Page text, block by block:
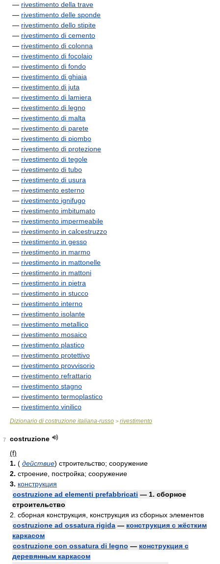
— rivestimento della trave
— rivestimento delle sponde
— rivestimento dello stipite
— rivestimento di cemento
— rivestimento di colonna
— rivestimento di focolaio
— rivestimento di fondo
— rivestimento di ghiaia
— rivestimento di juta
— rivestimento di lamiera
— rivestimento di legno
— rivestimento di malta
— rivestimento di parete
— rivestimento di piombo
— rivestimento di protezione
— rivestimento di tegole
— rivestimento di tubo
— rivestimento di usura
— rivestimento esterno
— rivestimento ignifugo
— rivestimento imbitumato
— rivestimento impermeabile
— rivestimento in calcestruzzo
— rivestimento in gesso
— rivestimento in marmo
— rivestimento in mattonelle
— rivestimento in mattoni
— rivestimento in pietra
— rivestimento in stucco
— rivestimento interno
— rivestimento isolante
— rivestimento metallico
— rivestimento mosaico
— rivestimento plastico
— rivestimento protettivo
— rivestimento provvisorio
— rivestimento refrattario
— rivestimento stagno
— rivestimento termoplastico
— rivestimento vinilico
Dizionario di costruzione italiana-russo > rivestimento
7
costruzione
(f)
1. ( действие) строительство; сооружение
2. строение, постройка; сооружение
3. конструкция
costruzione ad elementi prefabbricati — 1. сборное
строительство
2. сборная конструкция, конструкция из сборных элементов
costruzione ad ossatura rigida — конструкция с жёстким
каркасом
costruzione con ossatura di legno — конструкция с
деревянным каркасом